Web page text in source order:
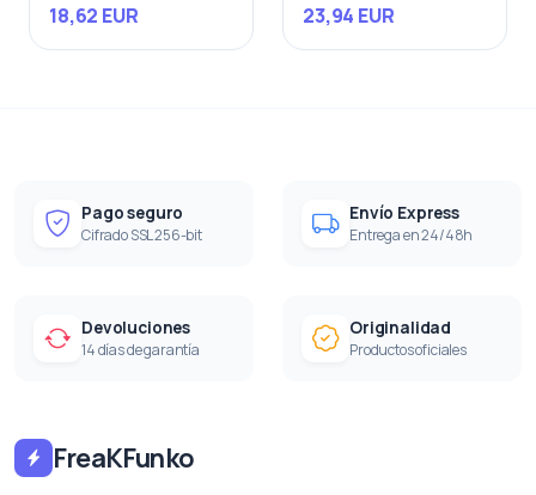
18,62 EUR 23,94 EUR
Pago seguro
Cifrado SSL 256-bit
Envío Express
Entrega en 24/48h
Devoluciones
14 días de garantía
Originalidad
Productos oficiales
FreaKFunko